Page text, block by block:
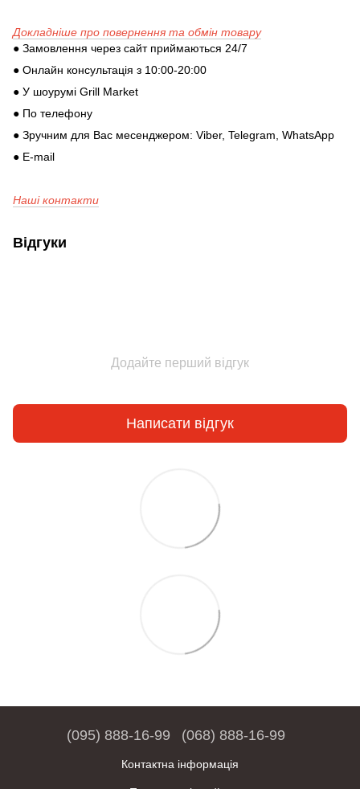
Докладніше про повернення та обмін товару
● Замовлення через сайт приймаються 24/7
● Онлайн консультація з 10:00-20:00
● У шоурумі Grill Market
● По телефону
● Зручним для Вас месенджером: Viber, Telegram, WhatsApp
● E-mail
Наші контакти
Відгуки
Додайте перший відгук
Написати відгук
(095) 888-16-99 (068) 888-16-99
Контактна інформація